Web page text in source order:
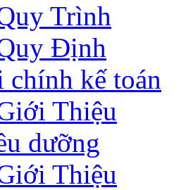
Trình
Định
chính kế toán
Thiệu
dưỡng
Thiệu